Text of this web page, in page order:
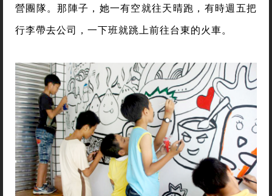
營團隊。那陣子，她一有空就往天晴跑，有時週五把
行李帶去公司，一下班就跳上前往台東的火車。